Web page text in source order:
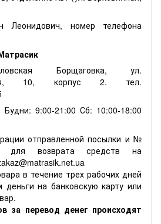
Леонидович, номер телефона
Борщаговка, ул.
10, корпус 2. тел.
9:00-21:00 Сб: 10:00-18:00
отправленной посылки и №
для возврата средств на
в течение трех рабочих дней
на банковскую карту или
за перевод денег происходят